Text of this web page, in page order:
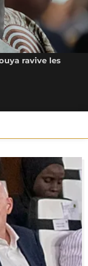
ravive les